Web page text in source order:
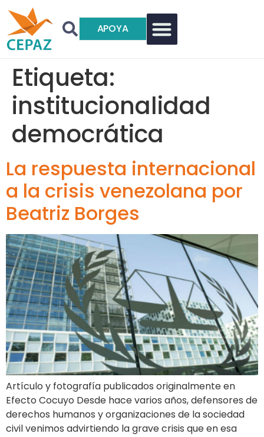
APOYA
Etiqueta:
institucionalidad
democrática
La respuesta internacional
a la crisis venezolana por
Beatriz Borges
Artículo y fotografía publicados originalmente en
Efecto Cocuyo Desde hace varios años, defensores de
derechos humanos y organizaciones de la sociedad
civil venimos advirtiendo la grave crisis que en esa